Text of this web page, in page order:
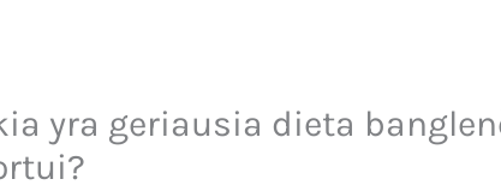
yra geriausia dieta